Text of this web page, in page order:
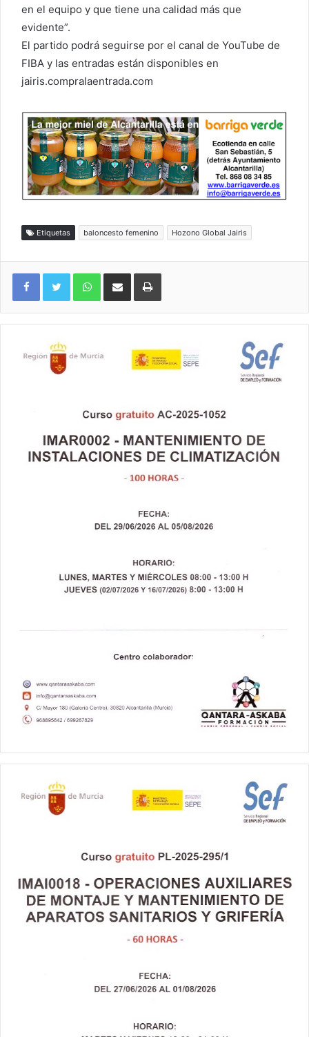
en el equipo y que tiene una calidad más que
evidente”.
El partido podrá seguirse por el canal de YouTube de
FIBA y las entradas están disponibles en
jairis.compralaentrada.com
Etiquetas baloncesto femenino Hozono Global Jairis
WhatsAppCompartir por correo electrónicoImprimir